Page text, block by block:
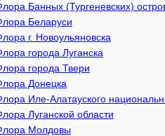
Банных (Тургеневских)
Беларуси
г. Новоульяновска
города Луганска
города Твери
Донецка
Иле-Алатауского
Луганской области
Молдовы